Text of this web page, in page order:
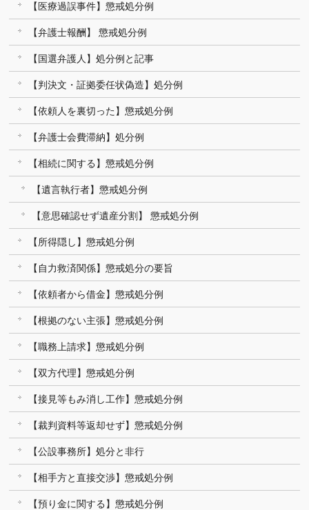
【医療過誤事件】懲戒処分例
【弁護士報酬】 懲戒処分例
【国選弁護人】処分例と記事
【判決文・証拠委任状偽造】処分例
【依頼人を裏切った】懲戒処分例
【弁護士会費滞納】処分例
【相続に関する】懲戒処分例
【遺言執行者】懲戒処分例
【意思確認せず遺産分割】 懲戒処分例
【所得隠し】懲戒処分例
【自力救済関係】懲戒処分の要旨
【依頼者から借金】懲戒処分例
【根拠のない主張】懲戒処分例
【職務上請求】懲戒処分例
【双方代理】懲戒処分例
【接見等もみ消し工作】懲戒処分例
【裁判資料等返却せず】懲戒処分例
【公設事務所】処分と非行
【相手方と直接交渉】懲戒処分例
【預り金に関する】懲戒処分例